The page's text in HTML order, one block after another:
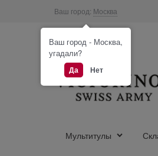
Ваш город: Москва
Мультитулы
Ваш город - Москва,
угадали?
Да Нет